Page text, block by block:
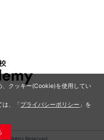
、クッキー(Cookie)を使用してい
は、「プライバシーポリシー 」を
Rights Reserved.